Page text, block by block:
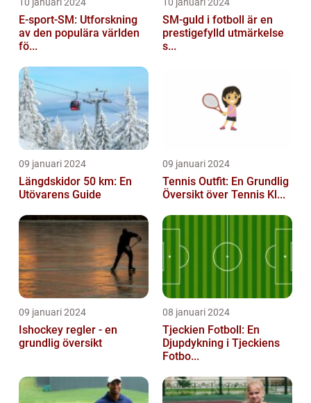
E-sport-SM: Utforskning
av den populära världen
fö...
SM-guld i fotboll är en
prestigefylld utmärkelse
s...
09 januari 2024
Längdskidor 50 km: En
Utövarens Guide
09 januari 2024
Tennis Outfit: En Grundlig
Översikt över Tennis Kl...
09 januari 2024
Ishockey regler - en
grundlig översikt
08 januari 2024
Tjeckien Fotboll: En
Djupdykning i Tjeckiens
Fotbo...